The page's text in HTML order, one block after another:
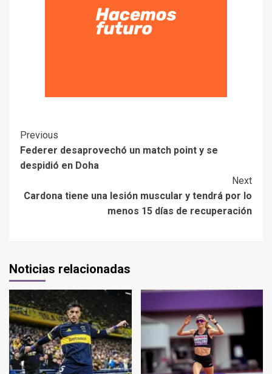
Previous
Federer desaprovechó un match point y se
despidió en Doha
Next
Cardona tiene una lesión muscular y tendrá por lo
menos 15 días de recuperación
Noticias relacionadas